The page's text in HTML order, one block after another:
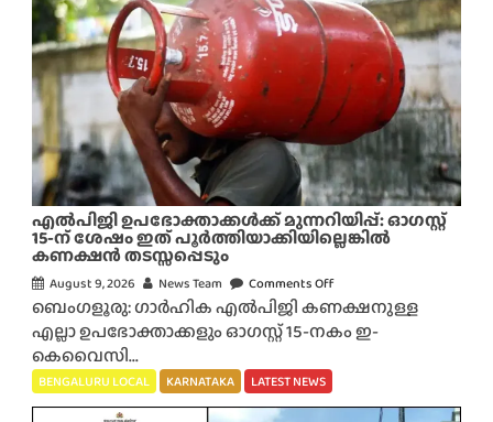
ന്നി
ൽ
ട്രെ
ക്കിം
ഗി
ന്
പോ
യ
ടെ
ക്കി
യെ
ണാ
താ
എൽപിജി ഉപഭോക്താക്കൾക്ക് മുന്നറിയിപ്പ്: ഓഗസ്റ്റ്
15-ന് ശേഷം ഇത് പൂർത്തിയാക്കിയില്ലെങ്കിൽ
കണക്ഷൻ തടസ്സപ്പെടും
August 9, 2026 News Team Comments Off
n
എ
ജി
ബെംഗളൂരു: ഗാർഹിക എൽപിജി കണക്ഷനുള്ള
എല്ലാ ഉപഭോക്താക്കളും ഓഗസ്റ്റ് 15-നകം ഇ-
കെവൈസി...
BENGALURU LOCAL KARNATAKA LATEST NEWS